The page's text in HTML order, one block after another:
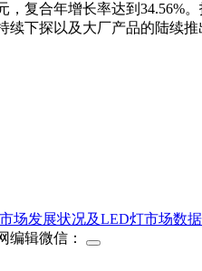
，复合年增长率达到
下探以及大厂产品的陆续
场发展状况及LED灯市场数据
编辑微信：